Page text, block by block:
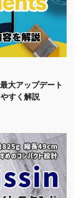
大アップデート
すく解説